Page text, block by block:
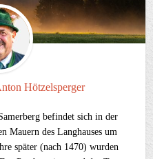
Hötzelsperger
befindet sich in der
Mauern des Langhauses um
später (nach 1470) wurden